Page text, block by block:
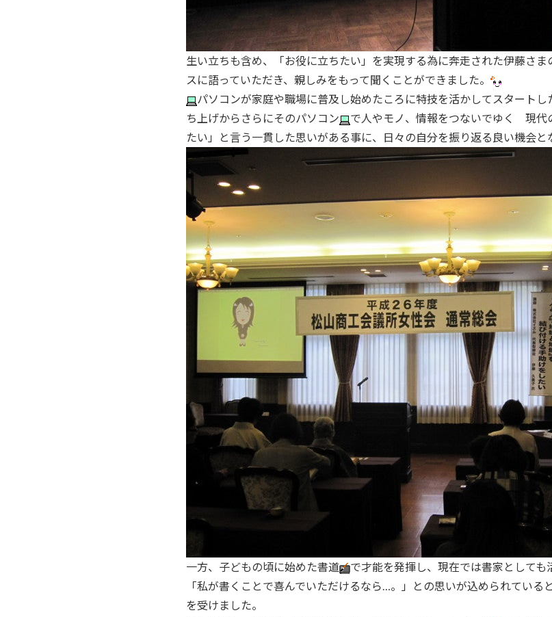
生い立ちも含め、「お役に立ちたい」を実現する為に奔走された伊藤さ
スに語っていただき、親しみをもって聞くことができました。
パソコンが家庭や職場に普及し始めたころに特技を活かしてスタート
ち上げからさらにそのパソコン
で人やモノ、情報をつないでゆく 現代
たい」と言う一貫した思いがある事に、日々の自分を振り返る良い機会
一方、子どもの頃に始めた書道
で才能を発揮し、現在では書家として
「私が書くことで喜んでいただけるなら…。」との思いが込められている
を受けました。